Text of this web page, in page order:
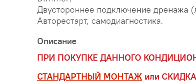
Двустороннее подключение дренажа
Авторестарт, самодиагностика.
Описание
ПРИ ПОКУПКЕ ДАННОГО
СТАНДАРТНЫЙ МОНТАЖ или